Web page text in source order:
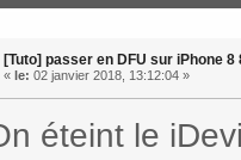
[Tuto] passer en DFU sur iPhone 8
« le: 02 janvier 2018, 13:12:04 »
éteint le